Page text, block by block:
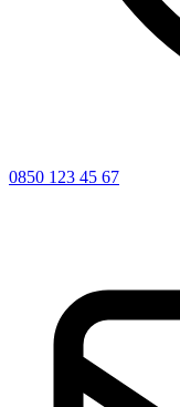
0850 123 45 67